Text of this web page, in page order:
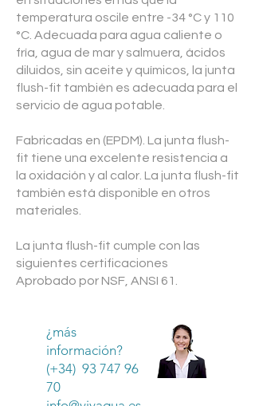
temperatura oscile entre -34 °C y 110
°C. Adecuada para agua caliente o
fría, agua de mar y salmuera, ácidos
diluidos, sin aceite y químicos, la junta
flush-fit también es adecuada para el
servicio de agua potable.
Fabricadas en (EPDM). La junta flush-
fit tiene una excelente resistencia a
la oxidación y al calor. La junta flush-fit
también está disponible en otros
materiales.
La junta flush-fit cumple con las
siguientes certificaciones
Aprobado por NSF, ANSI 61.
¿más
información?
(+34) 93 747 96
70